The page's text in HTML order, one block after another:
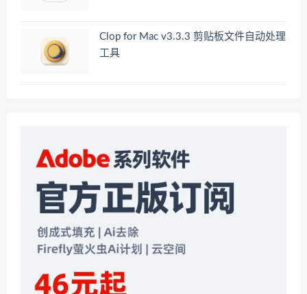
Clop for Mac v3.3.3 剪贴板文件自动处理
工具